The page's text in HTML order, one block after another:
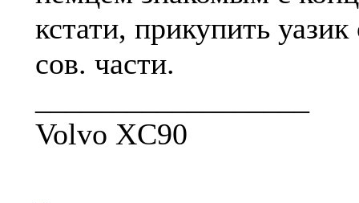
кстати, прикупить
сов. части.
Volvo XC90